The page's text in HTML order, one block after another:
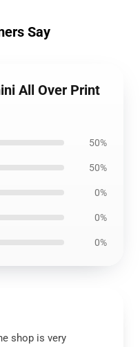
Say
All Over Print
50%
50%
0%
0%
0%
shop is very